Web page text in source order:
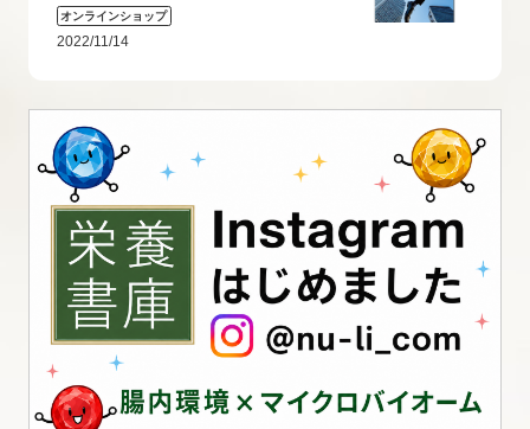
オンラインショップ
2022/11/14